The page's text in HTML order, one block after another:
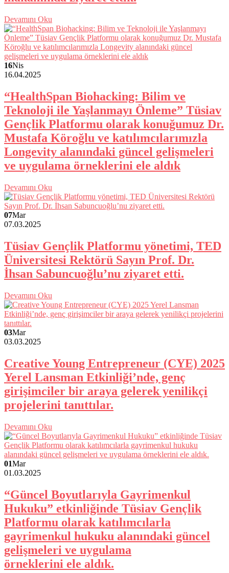
Devamını Oku
16Nis
16.04.2025
“HealthSpan Biohacking: Bilim ve
Teknoloji ile Yaşlanmayı Önleme” Tüsiav
Gençlik Platformu olarak konuğumuz Dr.
Mustafa Köroğlu ve katılımcılarımızla
Longevity alanındaki güncel gelişmeleri
ve uygulama örneklerini ele aldık
Devamını Oku
07Mar
07.03.2025
Tüsiav Gençlik Platformu yönetimi, TED
Üniversitesi Rektörü Sayın Prof. Dr.
İhsan Sabuncuoğlu’nu ziyaret etti.
Devamını Oku
03Mar
03.03.2025
Creative Young Entrepreneur (CYE) 2025
Yerel Lansman Etkinliği’nde, genç
girişimciler bir araya gelerek yenilikçi
projelerini tanıttılar.
Devamını Oku
01Mar
01.03.2025
“Güncel Boyutlarıyla Gayrimenkul
Hukuku” etkinliğinde Tüsiav Gençlik
Platformu olarak katılımcılarla
gayrimenkul hukuku alanındaki güncel
gelişmeleri ve uygulama
örneklerini ele aldık.